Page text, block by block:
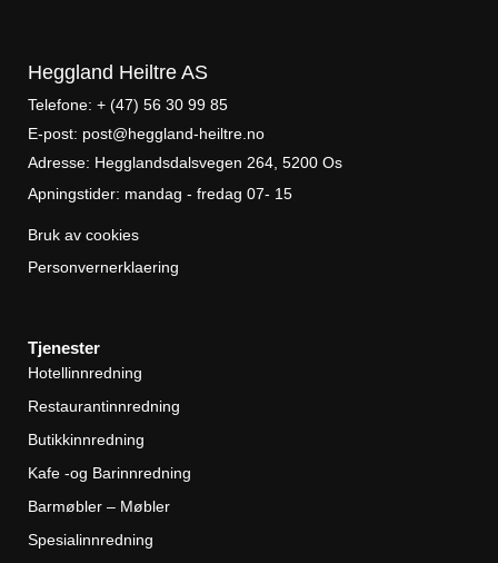
Heggland Heiltre AS
Telefone: + (47) 56 30 99 85
E-post: post@heggland-heiltre.no
Adresse: Hegglandsdalsvegen 264, 5200 Os
Apningstider: mandag - fredag 07- 15
Bruk av cookies
Personvernerklaering
Tjenester
Hotellinnredning
Restaurantinnredning
Butikkinnredning
Kafe -og Barinnredning
Barmøbler – Møbler
Spesialinnredning